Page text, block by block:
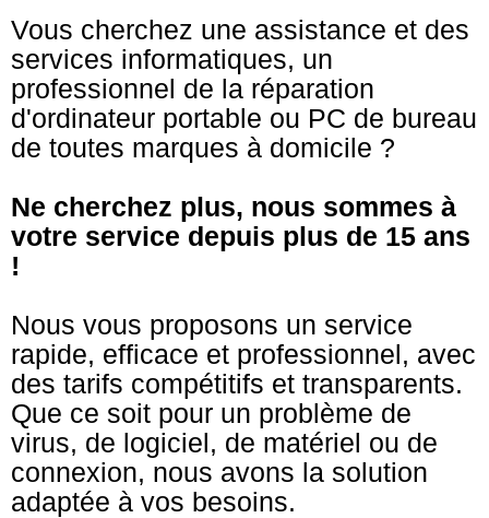
Vous cherchez une assistance et des
services informatiques, un
professionnel de la réparation
d'ordinateur portable ou PC de bureau
de toutes marques à domicile ?
Ne cherchez plus, nous sommes à
votre service depuis plus de 15 ans
!
Nous vous proposons un service
rapide, efficace et professionnel, avec
des tarifs compétitifs et transparents.
Que ce soit pour un problème de
virus, de logiciel, de matériel ou de
connexion, nous avons la solution
adaptée à vos besoins.